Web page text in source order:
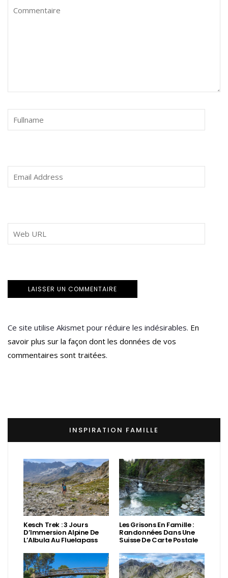
Ce site utilise Akismet pour réduire les indésirables. En
savoir plus sur la façon dont les données de vos
commentaires sont traitées.
INSPIRATION FAMILLE
Kesch Trek : 3 Jours
D’Immersion Alpine De
L’Albula Au Fluelapass
Les Grisons En Famille :
Randonnées Dans Une
Suisse De Carte Postale